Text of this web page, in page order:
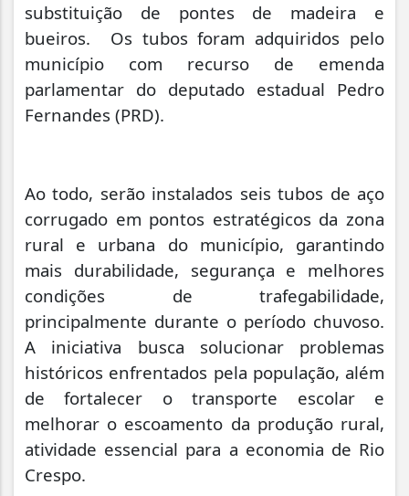
substituição de pontes de madeira e
bueiros. Os tubos foram adquiridos pelo
município com recurso de emenda
parlamentar do deputado estadual Pedro
Fernandes (PRD).
Ao todo, serão instalados seis tubos de aço
corrugado em pontos estratégicos da zona
rural e urbana do município, garantindo
mais durabilidade, segurança e melhores
condições de trafegabilidade,
principalmente durante o período chuvoso.
A iniciativa busca solucionar problemas
históricos enfrentados pela população, além
de fortalecer o transporte escolar e
melhorar o escoamento da produção rural,
atividade essencial para a economia de Rio
Crespo.